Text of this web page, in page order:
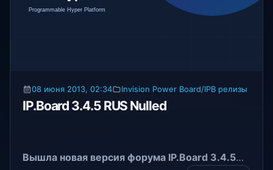
08 июня 2013, 02:34 Invision Power Board/IPB релизы
IP.Board 3.4.5 RUS Nulled
Вышла новая версия форума IP.Board 3.4.5